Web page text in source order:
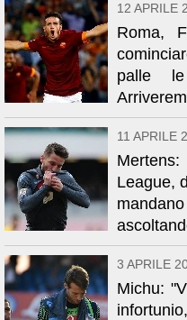
12 APRILE
Roma,
palle
11 APRILE
League,
3 APRILE
Michu: